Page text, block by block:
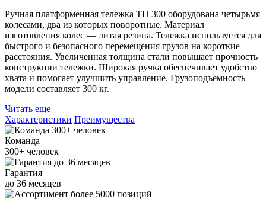
Ручная платформенная тележка ТП 300 оборудована четырьмя
колесами, два из которых поворотные. Материал
изготовления колес — литая резина. Тележка используется для
быстрого и безопасного перемещения грузов на короткие
расстояния. Увеличенная толщина стали повышает прочность
конструкции тележки. Широкая ручка обеспечивает удобство
хвата и помогает улучшить управление. Грузоподъемность
модели составляет 300 кг.
Читать еще
Характеристики Преимущества
Команда
300+ человек
Гарантия
до 36 месяцев